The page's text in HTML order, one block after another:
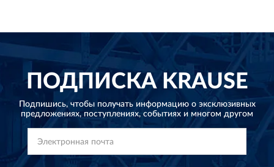
ПОДПИСКАKRAUSE
Подпишись, чтобы получать информацию о эксклюзивных
предложениях, поступлениях, событиях и многом другом